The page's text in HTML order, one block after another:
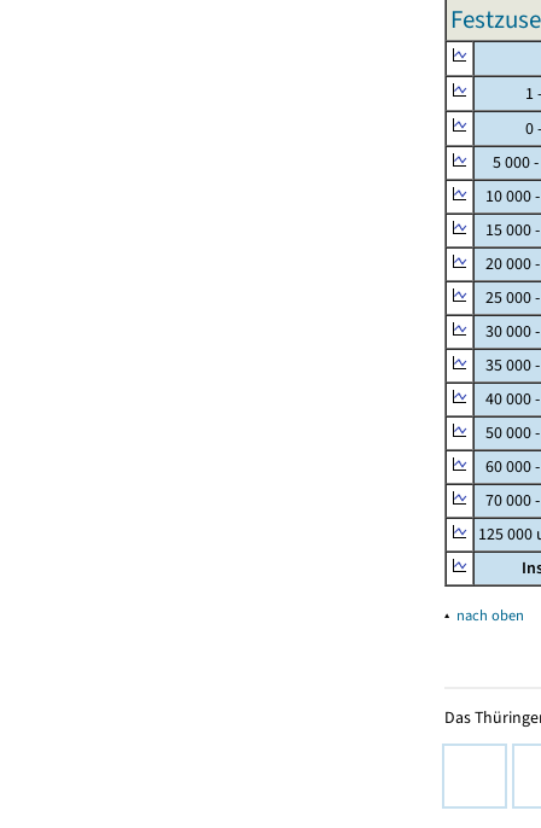
1 -
0 -
5 000
10 000
15 000
20 000
25 000
30 000
35 000
40 000
50 000
60 000
70 000
125
▴ nach oben
Das